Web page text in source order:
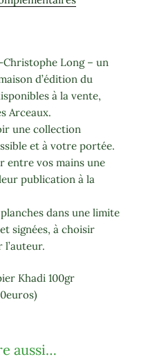
Christophe Long – un
d’édition du
à la vente,
Arceaux.
une collection
et à votre portée.
entre vos mains une
publication à la
dans une limite
signées, à choisir
l’auteur.
Khadi 100gr
aussi…